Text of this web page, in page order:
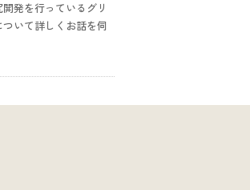
発を行っているグリ
いて詳しくお話を伺